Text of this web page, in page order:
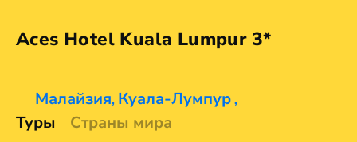
Aces Hotel Kuala Lumpur 3*
Малайзия, Куала-Лумпур ,
Туры Страны мира